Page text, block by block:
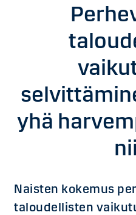
yhä
Naisten kokemus
taloudellisten